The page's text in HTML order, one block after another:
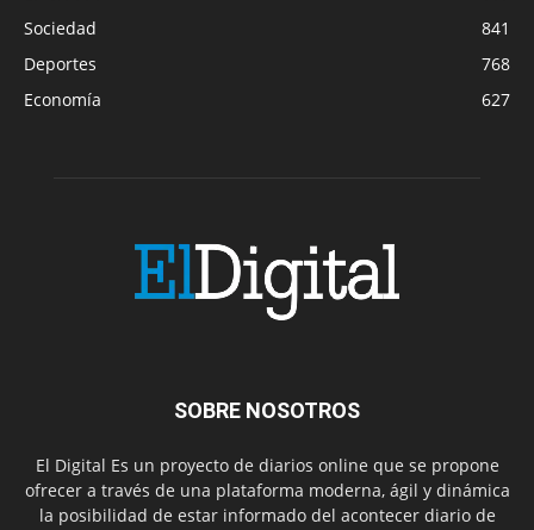
Sociedad
841
Deportes
768
Economía
627
SOBRE NOSOTROS
El Digital Es un proyecto de diarios online que se propone
ofrecer a través de una plataforma moderna, ágil y dinámica
la posibilidad de estar informado del acontecer diario de